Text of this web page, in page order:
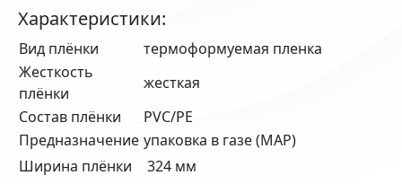
Характеристики:
Вид плёнки
термоформуемая пленка
Жесткость
плёнки
жесткая
Состав плёнки
PVC/PE
Предназначение упаковка в газе (MAP)
Ширина плёнки
324 мм